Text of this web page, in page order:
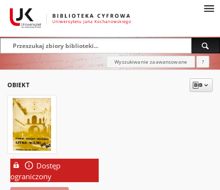
Wyszukiwanie zaawansowane ?
OBIEKT
Dostęp
ograniczony